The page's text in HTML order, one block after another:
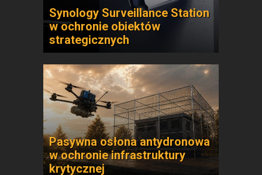
Synology Surveillance Station
w ochronie obiektów
strategicznych
Pasywna osłona antydronowa
w ochronie infrastruktury
krytycznej